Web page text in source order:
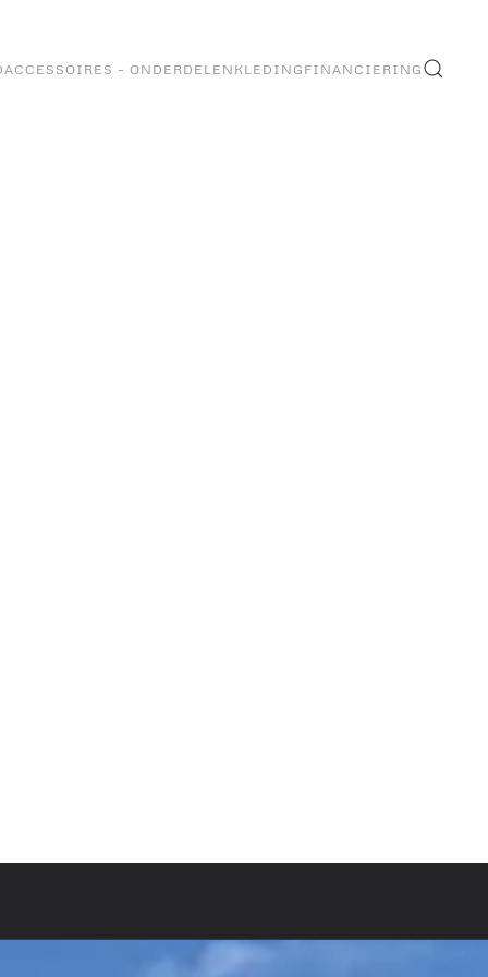
ACCESSOIRES – ONDERDELEN KLEDING FINANCIERING